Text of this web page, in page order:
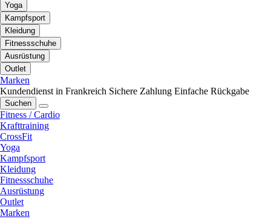
Yoga
Kampfsport
Kleidung
Fitnessschuhe
Ausrüstung
Outlet
Marken
Kundendienst in Frankreich Sichere Zahlung Einfache Rückgabe
Suchen
Fitness / Cardio
Krafttraining
CrossFit
Yoga
Kampfsport
Kleidung
Fitnessschuhe
Ausrüstung
Outlet
Marken